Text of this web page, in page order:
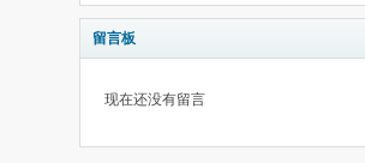
留言板
现在还没有留言